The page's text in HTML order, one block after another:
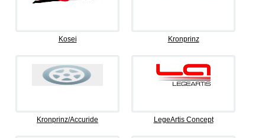
Kosei Kronprinz
Kronprinz/Accuride LegeArtis Concept